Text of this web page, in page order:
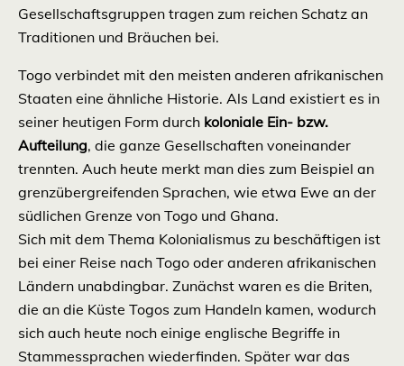
Gesellschaftsgruppen tragen zum reichen Schatz an
Traditionen und Bräuchen bei.
Togo verbindet mit den meisten anderen afrikanischen
Staaten eine ähnliche Historie. Als Land existiert es in
seiner heutigen Form durch koloniale Ein- bzw.
Aufteilung, die ganze Gesellschaften voneinander
trennten. Auch heute merkt man dies zum Beispiel an
grenzübergreifenden Sprachen, wie etwa Ewe an der
südlichen Grenze von Togo und Ghana.
Sich mit dem Thema Kolonialismus zu beschäftigen ist
bei einer Reise nach Togo oder anderen afrikanischen
Ländern unabdingbar. Zunächst waren es die Briten,
die an die Küste Togos zum Handeln kamen, wodurch
sich auch heute noch einige englische Begriffe in
Stammessprachen wiederfinden. Später war das